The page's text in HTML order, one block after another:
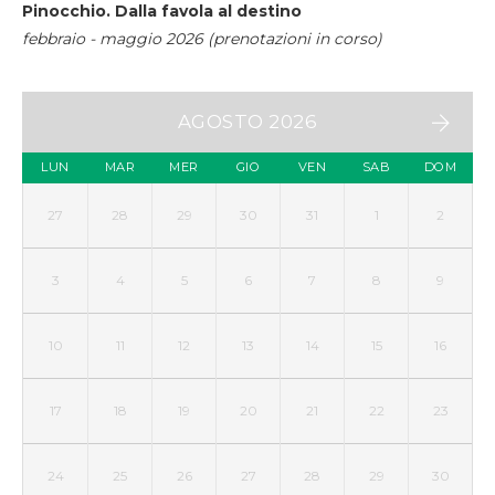
Pinocchio. Dalla favola al destino
febbraio - maggio 2026 (prenotazioni in corso)
AGOSTO 2026
LUN MAR MER GIO VEN SAB DOM
27 28 29 30 31 1 2
3 4 5 6 7 8 9
10 11 12 13 14 15 16
17 18 19 20 21 22 23
24 25 26 27 28 29 30